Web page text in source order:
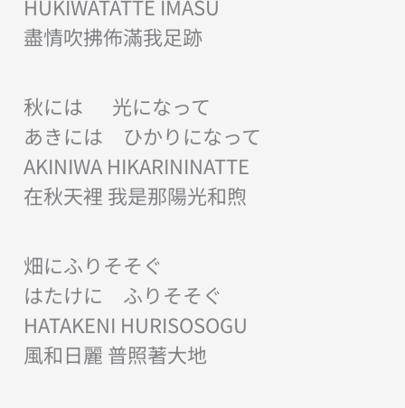
HUKIWATATTE IMASU
盡情吹拂佈滿我足跡
秋には 光になって
あきには ひかりになって
AKINIWA HIKARININATTE
在秋天裡 我是那陽光和煦
畑にふりそそぐ
はたけに ふりそそぐ
HATAKENI HURISOSOGU
風和日麗 普照著大地